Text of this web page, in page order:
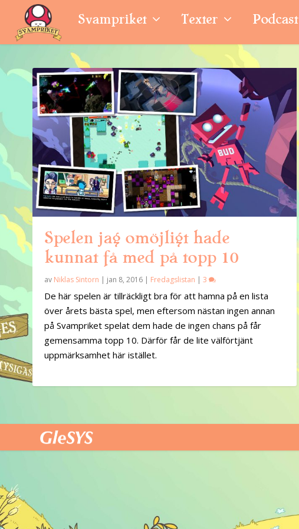
Svampriket Texter Podcast
Spelen jag omöjligt hade
kunnat få med på topp 10
av Niklas Sintorn | jan 8, 2016 | Fredagslistan |3
De här spelen är tillräckligt bra för att hamna på en lista
över årets bästa spel, men eftersom nästan ingen annan
på Svampriket spelat dem hade de ingen chans på får
gemensamma topp 10. Därför får de lite välförtjänt
uppmärksamhet här istället.